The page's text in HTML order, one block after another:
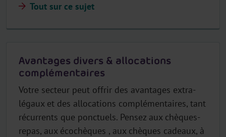
Tout sur ce sujet
Avantages divers & allocations
complémentaires
Votre secteur peut offrir des avantages extra-
légaux et des allocations complémentaires, tant
récurrents que ponctuels. Pensez aux chèques-
repas, aux écochèques , aux chèques cadeaux, à